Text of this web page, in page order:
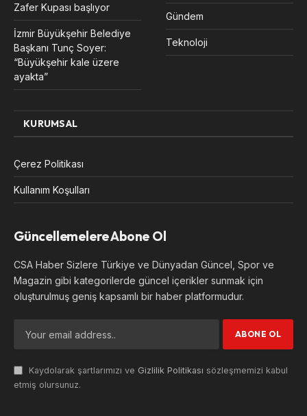
Zafer Kupası başlıyor
İzmir Büyükşehir Belediye
Başkanı Tunç Soyer:
“Büyükşehir kale üzere
ayakta”
Gündem
Teknoloji
KURUMSAL
Çerez Politikası
Kullanım Koşulları
Güncellemelere Abone Ol
CSA Haber Sizlere Türkiye ve Dünyadan Güncel, Spor ve
Magazin gibi kategorilerde güncel içerikler sunmak için
oluşturulmuş geniş kapsamlı bir haber platformudur.
Kaydolarak şartlarımızı ve Gizlilik Politikası sözleşmemizi kabul
etmiş olursunuz.